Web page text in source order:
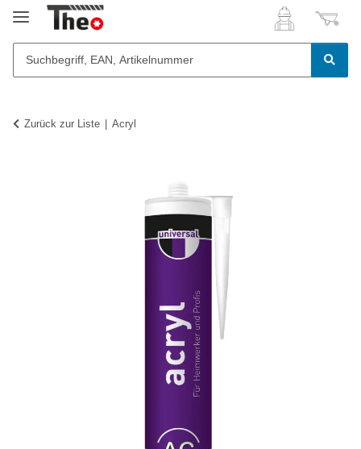
Zurück zur Liste Acryl